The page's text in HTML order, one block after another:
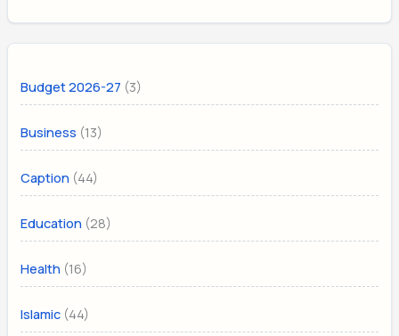
Budget 2026-27 (3)
Business (13)
Caption (44)
Education (28)
Health (16)
Islamic (44)